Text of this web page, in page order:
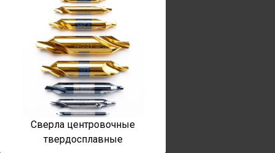
Сверла центровочные
твердосплавные